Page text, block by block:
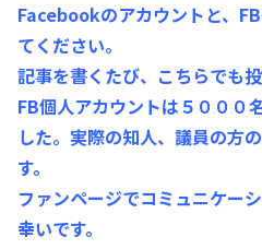
Facebookのアカウントと、
てください。
記事を書くたび、こちらでも投
FB個人アカウントは５０００
した。実際の知人、議員の方
す。
ファンページでコミュニケー
幸いです。